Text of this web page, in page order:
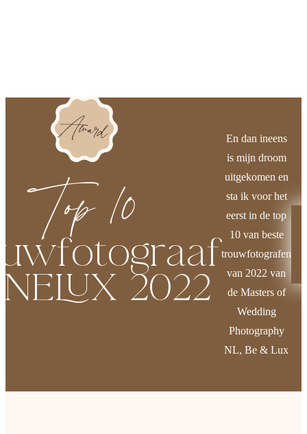
Top 10
2022
En dan ineens
is mijn droom
uitgekomen en
sta ik voor het
eerst in de top
10 van beste
trouwfotografen
van 2022 van
de Masters of
Wedding
Photography
NL, Be & Lux